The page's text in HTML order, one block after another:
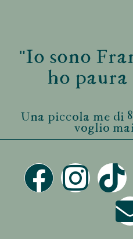
"Io sono
ho
Una piccola me di
voglio